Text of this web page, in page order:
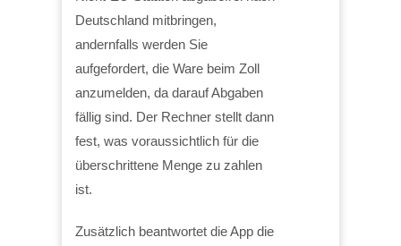
Deutschland mitbringen,
andernfalls werden Sie
aufgefordert, die Ware beim Zoll
anzumelden, da darauf Abgaben
fällig sind. Der Rechner stellt dann
fest, was voraussichtlich für die
überschrittene Menge zu zahlen
ist.
Zusätzlich beantwortet die App die